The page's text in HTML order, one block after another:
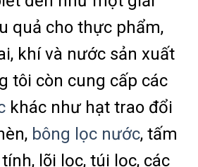
quả cho thực phẩm,
khí và nước sản xuất
tôi còn cung cấp các
khác như hạt trao đổi
bông lọc nước, tấm
lõi lọc, túi lọc, các